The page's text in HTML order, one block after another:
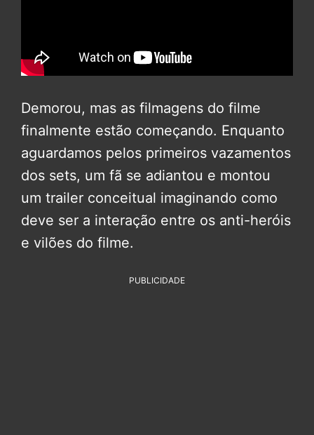
Demorou, mas as filmagens do filme
finalmente estão começando. Enquanto
aguardamos pelos primeiros vazamentos
dos sets, um fã se adiantou e montou
um trailer conceitual imaginando como
deve ser a interação entre os anti-heróis
e vilões do filme.
PUBLICIDADE